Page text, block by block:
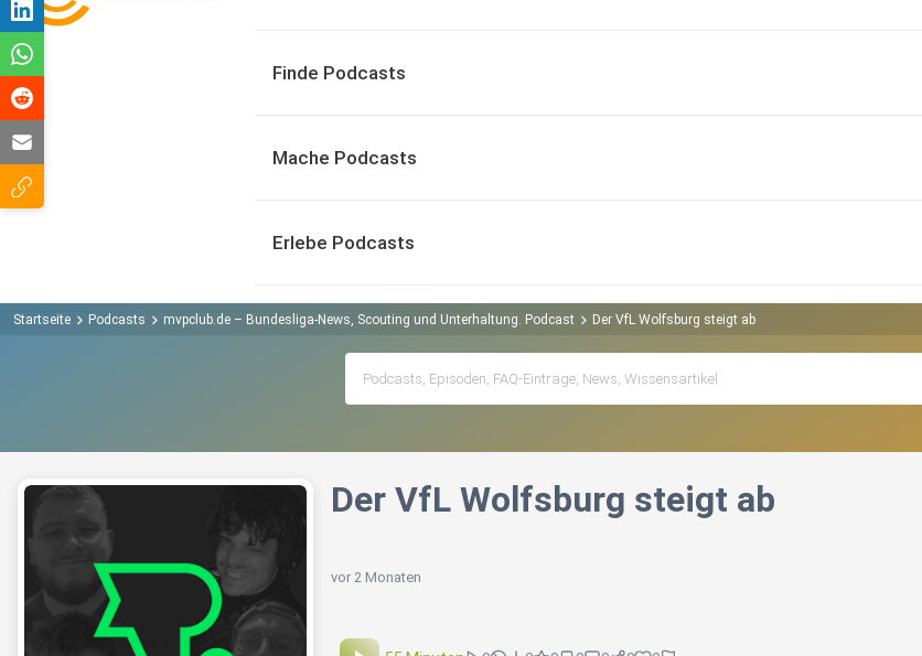
Finde Podcasts
Mache Podcasts
Erlebe Podcasts
Startseite Podcasts mvpclub.de – Bundesliga-News, Scouting und Unterhaltung. Podcast Der VfL Wolfsburg steigt ab
Der VfL Wolfsburg steigt ab
vor 2 Monaten